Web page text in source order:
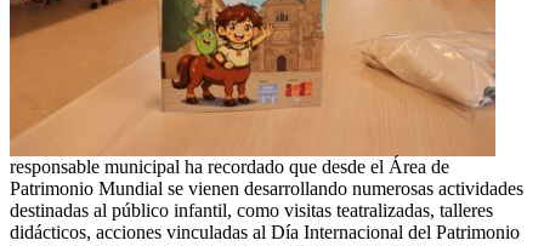
responsable municipal ha recordado que desde el Área de
Patrimonio Mundial se vienen desarrollando numerosas actividades
destinadas al público infantil, como visitas teatralizadas, talleres
didácticos, acciones vinculadas al Día Internacional del Patrimonio